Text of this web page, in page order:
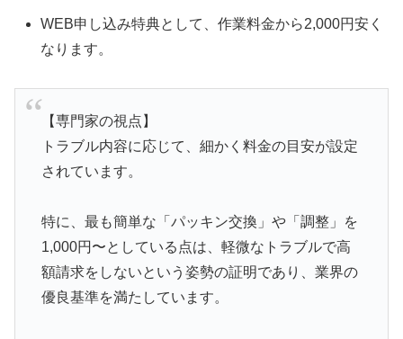
WEB申し込み特典として、作業料金から2,000円安く
なります。
【専門家の視点】
トラブル内容に応じて、細かく料金の目安が設定
されています。
特に、最も簡単な「パッキン交換」や「調整」を
1,000円〜としている点は、軽微なトラブルで高
額請求をしないという姿勢の証明であり、業界の
優良基準を満たしています。